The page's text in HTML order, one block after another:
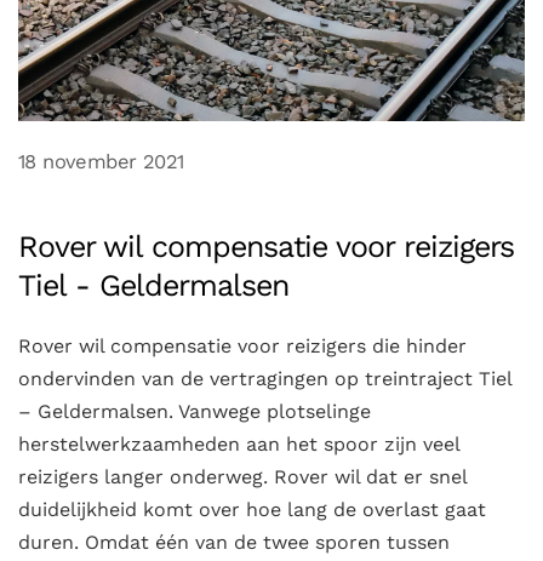
18 november 2021
Rover wil compensatie voor reizigers
Tiel - Geldermalsen
Rover wil compensatie voor reizigers die hinder
ondervinden van de vertragingen op treintraject Tiel
– Geldermalsen. Vanwege plotselinge
herstelwerkzaamheden aan het spoor zijn veel
reizigers langer onderweg. Rover wil dat er snel
duidelijkheid komt over hoe lang de overlast gaat
duren. Omdat één van de twee sporen tussen